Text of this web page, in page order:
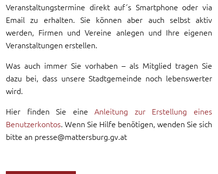
Veranstaltungstermine direkt auf´s Smartphone oder via
Email zu erhalten. Sie können aber auch selbst aktiv
werden, Firmen und Vereine anlegen und Ihre eigenen
Veranstaltungen erstellen.
Was auch immer Sie vorhaben – als Mitglied tragen Sie
dazu bei, dass unsere Stadtgemeinde noch lebenswerter
wird.
Hier finden Sie eineAnleitung zur Erstellung eines
Benutzerkontos. Wenn Sie Hilfe benötigen, wenden Sie sich
bitte an presse@mattersburg.gv.at